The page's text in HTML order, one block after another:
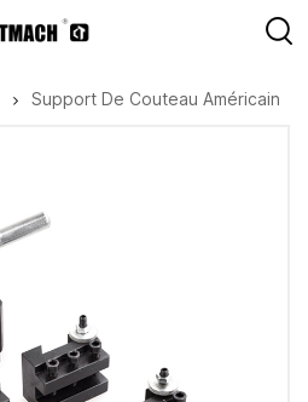
Support De Couteau Américain